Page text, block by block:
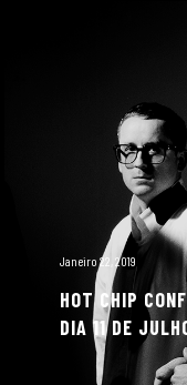
Janeiro 22, 2019
HOT CHIP
DIA 11 DE